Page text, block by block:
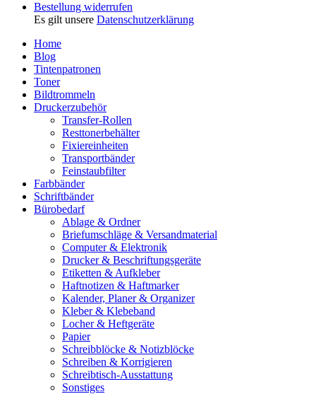
Bestellung widerrufen
Es gilt unsere Datenschutzerklärung
Home
Blog
Tintenpatronen
Toner
Bildtrommeln
Druckerzubehör
Transfer-Rollen
Resttonerbehälter
Fixiereinheiten
Transportbänder
Feinstaubfilter
Farbbänder
Schriftbänder
Bürobedarf
Ablage & Ordner
Briefumschläge & Versandmaterial
Computer & Elektronik
Drucker & Beschriftungsgeräte
Etiketten & Aufkleber
Haftnotizen & Haftmarker
Kalender, Planer & Organizer
Kleber & Klebeband
Locher & Heftgeräte
Papier
Schreibblöcke & Notizblöcke
Schreiben & Korrigieren
Schreibtisch-Ausstattung
Sonstiges